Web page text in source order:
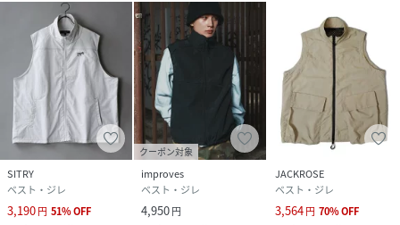
SITRY
ベスト・ジレ
3,190円 51%OFF
クーポン対象
improves
ベスト・ジレ
4,950円
JACKROSE
ベスト・ジレ
3,564円 70%OFF